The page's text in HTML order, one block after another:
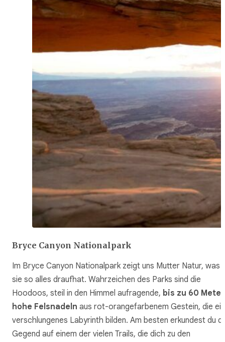
Bryce Canyon Nationalpark
Im Bryce Canyon Nationalpark zeigt uns Mutter Natur, was
sie so alles draufhat. Wahrzeichen des Parks sind die
Hoodoos, steil in den Himmel aufragende, bis zu 60 Meter
hohe Felsnadeln aus rot-orangefarbenem Gestein, die ein
verschlungenes Labyrinth bilden. Am besten erkundest du
Gegend auf einem der vielen Trails, die dich zu den